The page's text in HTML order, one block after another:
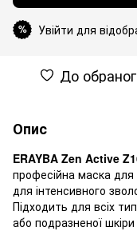
% Увійти для
До
Опис
ERAYBA Zen Active
професійна маска
для інтенсивного
Підходить для всіх
або подразненої